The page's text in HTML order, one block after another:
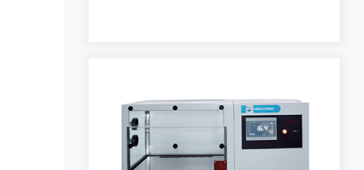
全自动智能洗盘装置